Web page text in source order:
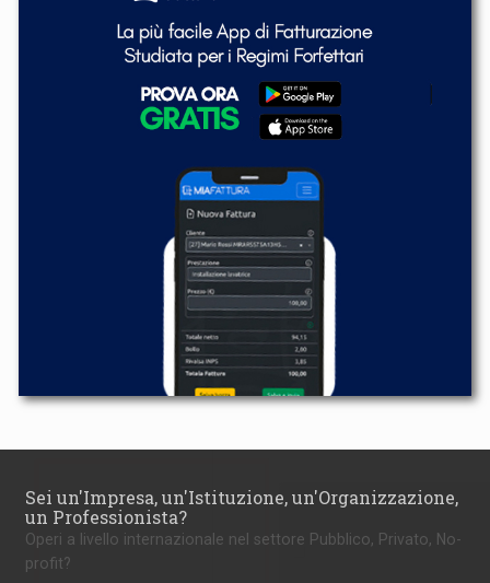
Sei un'Impresa, un'Istituzione, un'Organizzazione,
un Professionista?
Operi a livello internazionale nel settore Pubblico, Privato, No-
profit?